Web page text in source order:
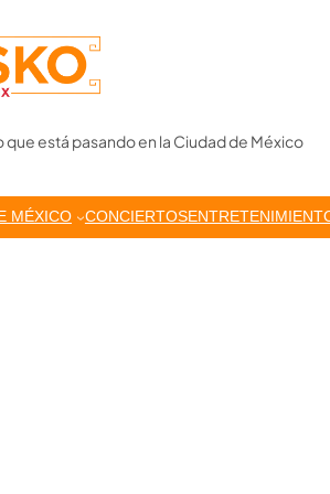
está pasando en la Ciudad de México
MÉXICO CONCIERTOS